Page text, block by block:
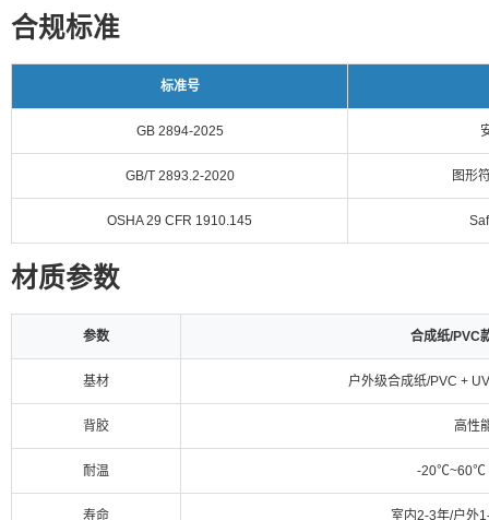
合规标准
标准号
GB 2894-2025
GB/T 2893.2-2020 图形
OSHA 29 CFR 1910.145
材质参数
参数 合成纸/PVC
基材 户外级合成纸/PVC +
背胶 高性
耐温 -20℃~60℃
寿命 室内2-3年/户外